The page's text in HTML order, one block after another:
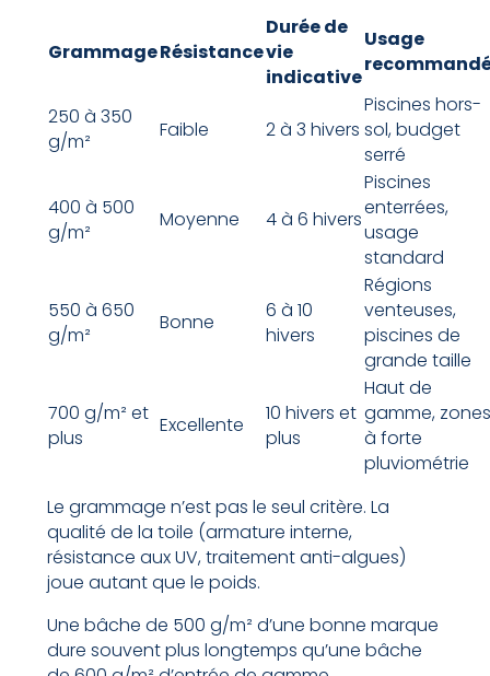
GrammageRésistance
Durée de
vie
indicative
Usage
250 à 350
g/m²
Faible 2 à 3 hivers
Piscines hors-
sol, budget
serré
400 à 500
g/m²
Moyenne 4 à 6 hivers
Piscines
enterrées,
usage
standard
550 à 650
g/m²
Bonne
6 à 10
hivers
Régions
venteuses,
piscines de
grande taille
700 g/m² et
plus
Excellente
10 hivers et
plus
Haut de
gamme, zones
à forte
pluviométrie
Le grammage n’est pas le seul critère. La
qualité de la toile (armature interne,
résistance aux UV, traitement anti-algues)
joue autant que le poids.
Une bâche de 500 g/m² d’une bonne marque
dure souvent plus longtemps qu’une bâche